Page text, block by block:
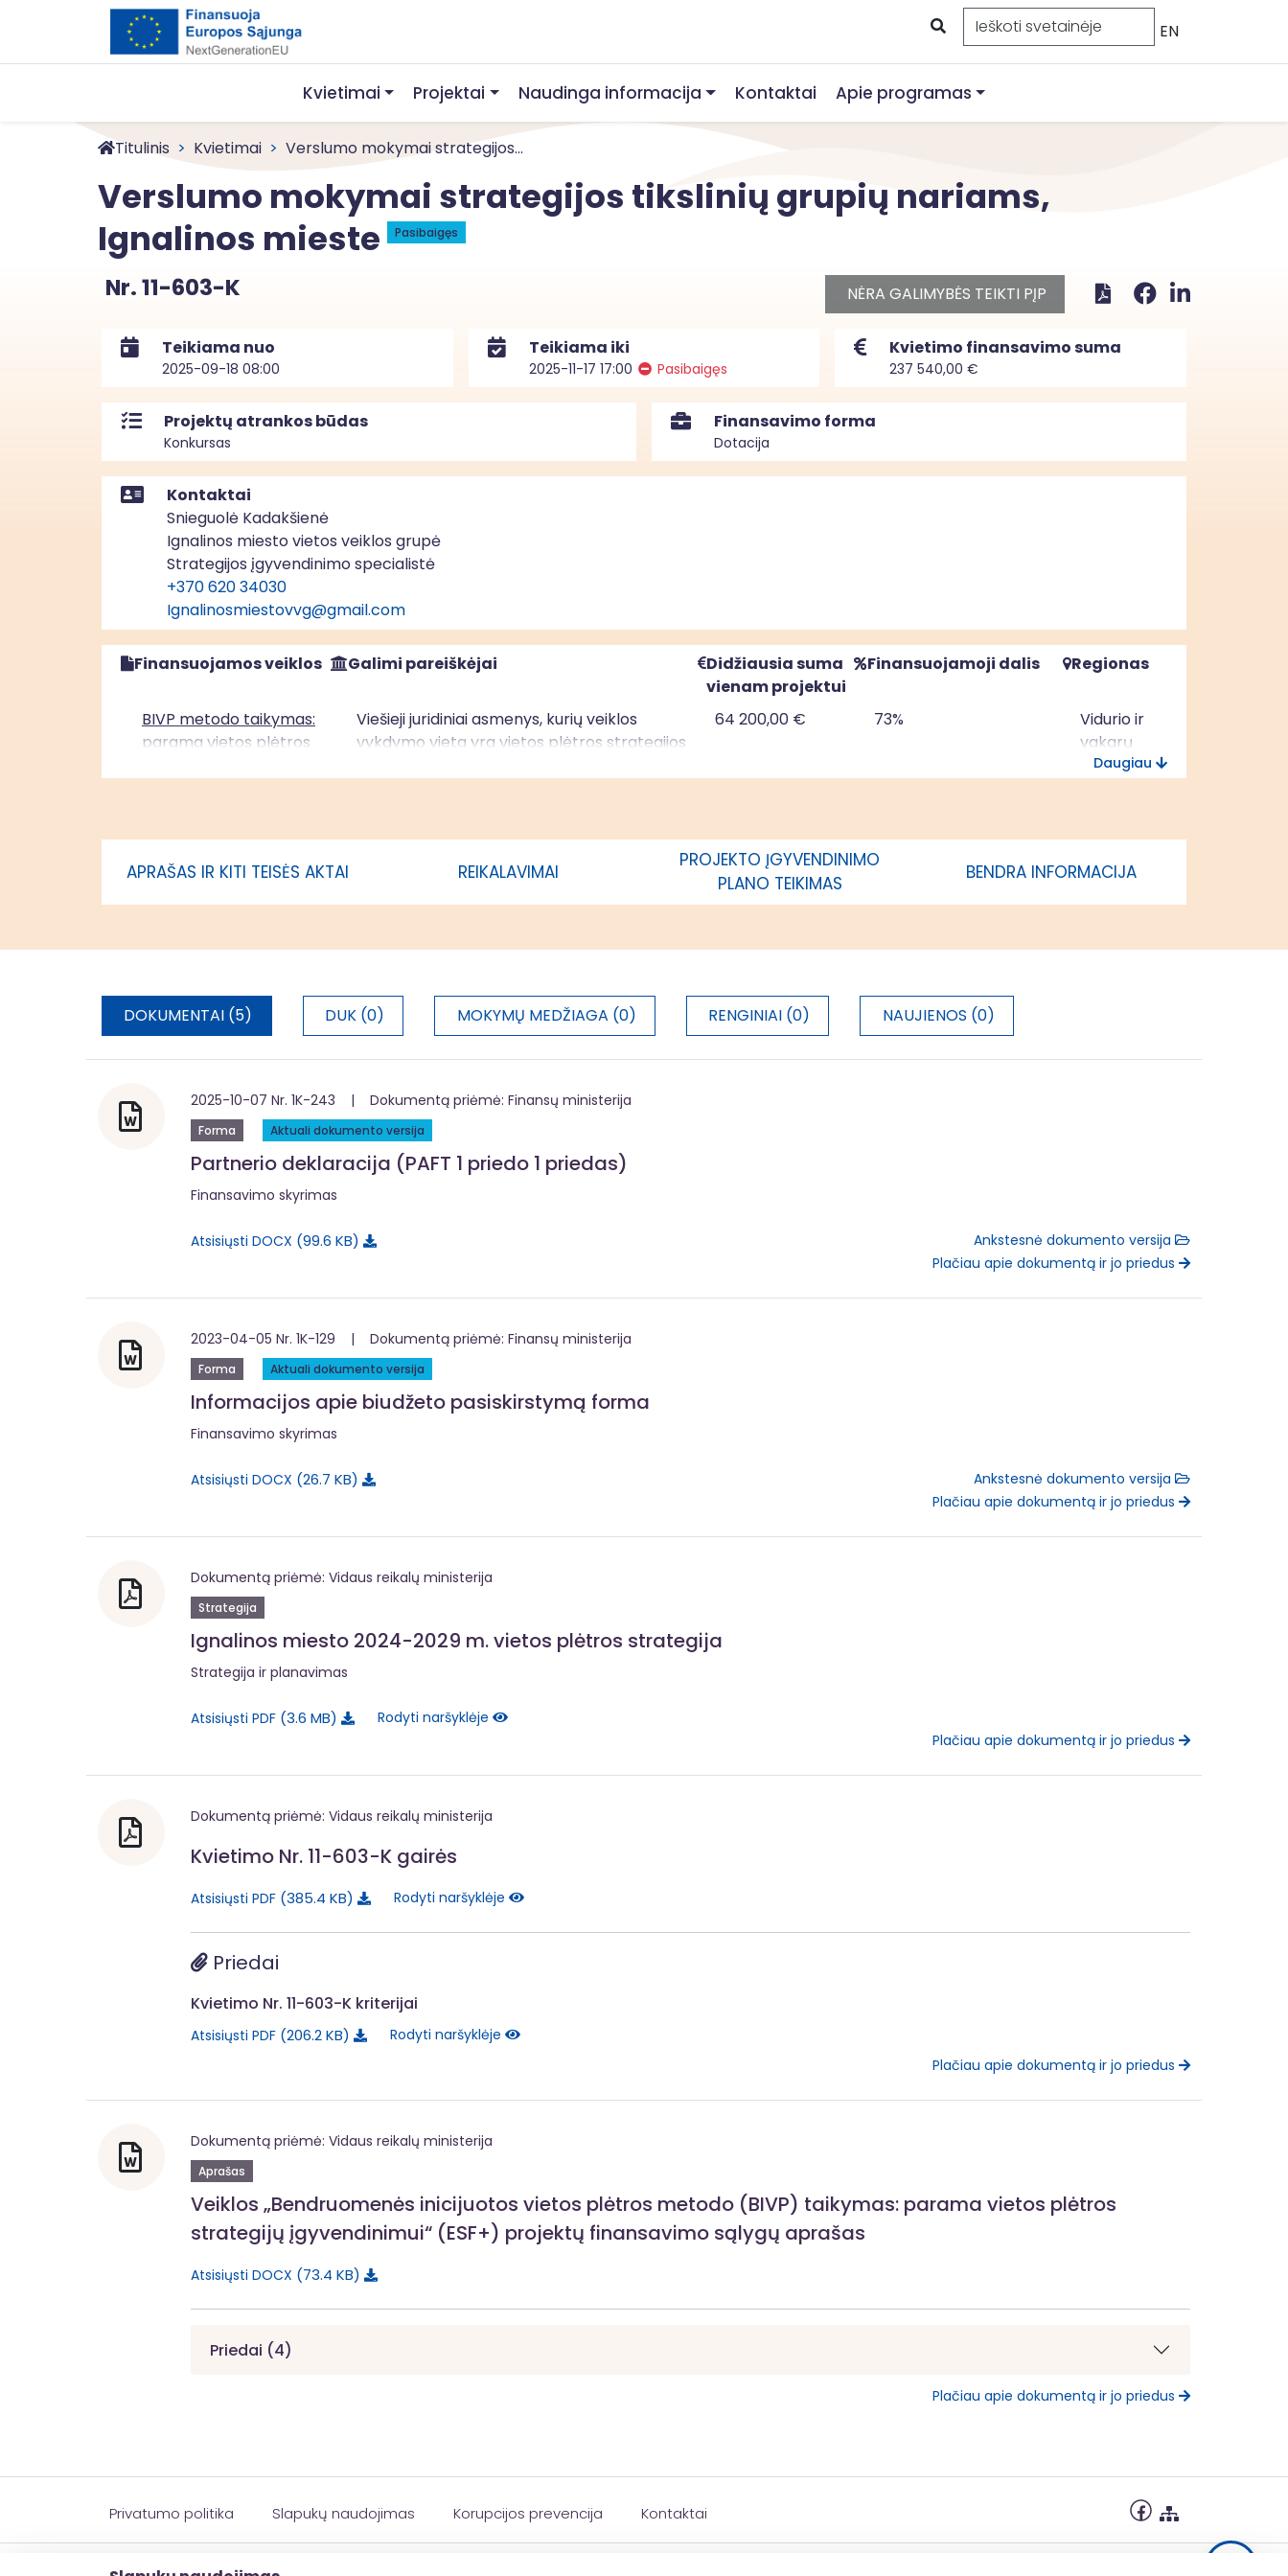
EN
Kvietimai Projektai Naudinga informacija Kontaktai Apie programas
Titulinis Kvietimai Verslumo mokymai strategijos...
Verslumo mokymai strategijos tikslinių grupių nariams,
Ignalinos mieste
Pasibaigęs
Nr. 11-603-K NĖRA GALIMYBĖS TEIKTI PĮP
Teikiama nuo
2025-09-18 08:00
Teikiama iki
2025-11-17 17:00 Pasibaigęs
Kvietimo finansavimo suma
237 540,00 €
Projektų atrankos būdas
Konkursas
Finansavimo forma
Dotacija
Kontaktai
Snieguolė Kadakšienė
Ignalinos miesto vietos veiklos grupė
Strategijos įgyvendinimo specialistė
+370 620 34030
Ignalinosmiestovvg@gmail.com
Finansuojamos veiklos Galimi pareiškėjai
Didžiausia suma
vienam projektui
Finansuojamoji dalis Regionas
BIVP metodo taikymas:
parama vietos plėtros
Viešieji juridiniai asmenys, kurių veiklos
vykdymo vieta yra vietos plėtros strategijos
teritorijoje; savivaldybės, kurios teritorijoje
administracija
64 200,00 € 73%
Vidurio ir
vakarų
Lietuvos
Daugiau
APRAŠAS IR KITI TEISĖS AKTAI REIKALAVIMAI
PROJEKTO ĮGYVENDINIMO
PLANO TEIKIMAS
BENDRA INFORMACIJA
DOKUMENTAI (5) DUK (0) MOKYMŲ MEDŽIAGA (0) RENGINIAI (0) NAUJIENOS (0)
2025-10-07 Nr. 1K-243 | Dokumentą priėmė: Finansų ministerija
Forma Aktuali dokumento versija
Partnerio deklaracija (PAFT 1 priedo 1 priedas)
Finansavimo skyrimas
Atsisiųsti DOCX 99.6 KB
Ankstesnė dokumento versija
Plačiau apie dokumentą ir jo priedus
2023-04-05 Nr. 1K-129 | Dokumentą priėmė: Finansų ministerija
Forma Aktuali dokumento versija
Informacijos apie biudžeto pasiskirstymą forma
Finansavimo skyrimas
Atsisiųsti DOCX 26.7 KB
Ankstesnė dokumento versija
Plačiau apie dokumentą ir jo priedus
Dokumentą priėmė: Vidaus reikalų ministerija
Strategija
Ignalinos miesto 2024-2029 m. vietos plėtros strategija
Strategija ir planavimas
Atsisiųsti PDF 3.6 MB
Rodyti naršyklėje
Plačiau apie dokumentą ir jo priedus
Dokumentą priėmė: Vidaus reikalų ministerija
Kvietimo Nr. 11-603-K gairės
Atsisiųsti PDF 385.4 KB Rodyti naršyklėje
Priedai
Kvietimo Nr. 11-603-K kriterijai
Atsisiųsti PDF 206.2 KB
Rodyti naršyklėje
Plačiau apie dokumentą ir jo priedus
Dokumentą priėmė: Vidaus reikalų ministerija
Aprašas
Veiklos „Bendruomenės inicijuotos vietos plėtros metodo (BIVP) taikymas: parama vietos plėtros
strategijų įgyvendinimui“ (ESF+) projektų finansavimo sąlygų aprašas
Atsisiųsti DOCX 73.4 KB
Priedai (4)
Plačiau apie dokumentą ir jo priedus
Privatumo politika Slapukų naudojimas Korupcijos prevencija Kontaktai
© 2026 esinvesticijos.lt